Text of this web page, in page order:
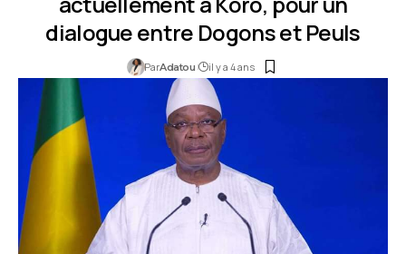
dialogue entre Dogons et Peuls
ParAdatou il y a 4 ans